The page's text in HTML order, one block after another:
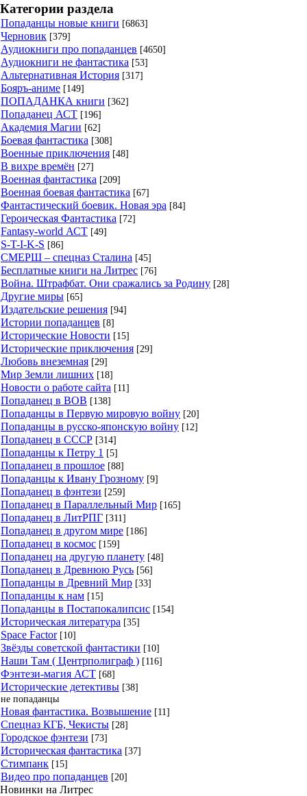
Категории раздела
Попаданцы новые книги [6863]
Черновик [379]
Аудиокниги про попаданцев [4650]
Аудиокниги не фантастика [53]
Альтернативная История [317]
Бояръ-аниме [149]
ПОПАДАНКА книги [362]
Попаданец АСТ [196]
Академия Магии [62]
Боевая фантастика [308]
Военные приключения [48]
В вихре времён [27]
Военная фантастика [209]
Военная боевая фантастика [67]
Фантастический боевик. Новая эра [84]
Героическая Фантастика [72]
Fantasy-world АСТ [49]
S-T-I-K-S [86]
СМЕРШ – спецназ Сталина [45]
Бесплатные книги на Литрес [76]
Война. Штрафбат. Они сражались за Родину [28]
Другие миры [65]
Издательские решения [94]
Истории попаданцев [8]
Исторические Новости [15]
Исторические приключения [29]
Любовь внеземная [29]
Мир Земли лишних [18]
Новости о работе сайта [11]
Попаданец в ВОВ [138]
Попаданцы в Первую мировую войну [20]
Попаданцы в русско-японскую войну [12]
Попаданец в СССР [314]
Попаданцы к Петру 1 [5]
Попаданец в прошлое [88]
Попаданцы к Ивану Грозному [9]
Попаданец в фэнтези [259]
Попаданец в Параллельный Мир [165]
Попаданец в ЛитРПГ [311]
Попаданец в другом мире [186]
Попаданец в космос [159]
Попаданец на другую планету [48]
Попаданец в Древнюю Русь [56]
Попаданцы в Древний Мир [33]
Попаданцы к нам [15]
Попаданцы в Постапокалипсис [154]
Историческая литература [35]
Space Factor [10]
Звёзды советской фантастики [10]
Наши Там ( Центрполиграф ) [116]
Фэнтези-магия АСТ [68]
Исторические детективы [38]
не попаданцы
Новая фантастика. Возвышение [11]
Спецназ КГБ, Чекисты [28]
Городское фэнтези [73]
Историческая фантастика [37]
Стимпанк [15]
Видео про попаданцев [20]
Новинки на Литрес